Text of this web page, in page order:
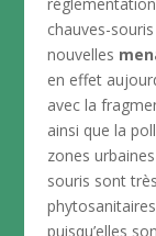
chauves-
nouvelles
en effet
avec la
ainsi que la
zones
souris sont
puisqu’elles